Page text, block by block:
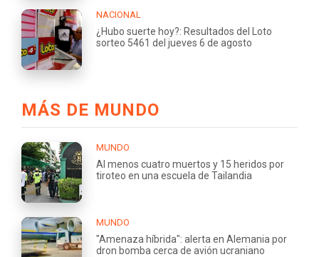
NACIONAL
¿Hubo suerte hoy?: Resultados del Loto
sorteo 5461 del jueves 6 de agosto
MÁS DE MUNDO
MUNDO
Al menos cuatro muertos y 15 heridos por
tiroteo en una escuela de Tailandia
MUNDO
"Amenaza híbrida": alerta en Alemania por
dron bomba cerca de avión ucraniano